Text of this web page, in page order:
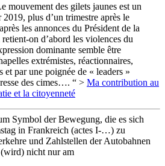
mouvement des gilets jaunes est un
plus d’un trimestre après le
les annonces du Président de la
on d’abord les violences du
dominante semble être
extrémistes, réactionnaires,
et par une poignée de « leaders »
des cimes…. “ > Ma contribution au
et la citoyenneté
Symbol der Bewegung, die es sich
in Frankreich (actes I-…) zu
und Zahlstellen der Autobahnen
nicht nur am